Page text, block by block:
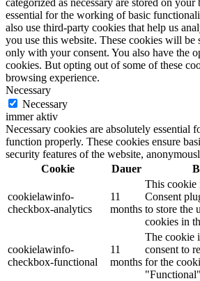
essential for the working of basic
also use third-party cookies that help us
you use this website. These cookies will be
only with your consent. You also have the
cookies. But opting out of some of these
browsing experience.
Necessary
Necessary
immer aktiv
Necessary cookies are absolutely essential
function properly. These cookies ensure
security features of the website,
Cookie
Dauer
cookielawinfo-
checkbox-analytics
11
months
This cookie
Consent
to store the
cookies in
cookielawinfo-
checkbox-functional
11
months
The cookie
consent to
for the